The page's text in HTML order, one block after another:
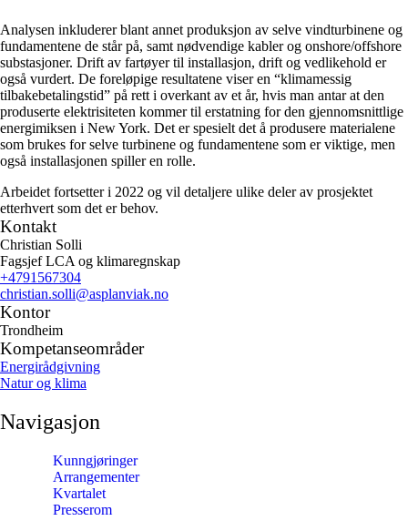
Analysen inkluderer blant annet produksjon av selve vindturbinene og
fundamentene de står på, samt nødvendige kabler og onshore/offshore
substasjoner. Drift av fartøyer til installasjon, drift og vedlikehold er
også vurdert. De foreløpige resultatene viser en “klimamessig
tilbakebetalingstid” på rett i overkant av et år, hvis man antar at den
produserte elektrisiteten kommer til erstatning for den gjennomsnittlige
energimiksen i New York. Det er spesielt det å produsere materialene
som brukes for selve turbinene og fundamentene som er viktige, men
også installasjonen spiller en rolle.
Arbeidet fortsetter i 2022 og vil detaljere ulike deler av prosjektet
etterhvert som det er behov.
Kontakt
Christian Solli
Fagsjef LCA og klimaregnskap
+4791567304
christian.solli@asplanviak.no
Kontor
Trondheim
Kompetanseområder
Energirådgivning
Natur og klima
Navigasjon
Kunngjøringer
Arrangementer
Kvartalet
Presserom